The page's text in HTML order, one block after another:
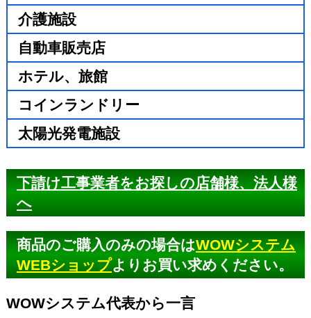
介護施設
自動車販売店
ホテル、旅館
コインランドリー
太陽光発電施設
下請け工事業者をお探しの店舗様、法人様
へ
商品のご購入のみの場合はWOWシステム
WEBショップよりお買い求めください。
WOWシステム代表から一言